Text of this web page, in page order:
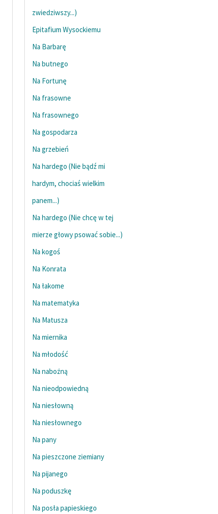
zwiedziwszy...)
Epitafium Wysockiemu
Na Barbarę
Na butnego
Na Fortunę
Na frasowne
Na frasownego
Na gospodarza
Na grzebień
Na hardego (Nie bądź mi
hardym, chociaś wielkim
panem...)
Na hardego (Nie chcę w tej
mierze głowy psować sobie...)
Na kogoś
Na Konrata
Na łakome
Na matematyka
Na Matusza
Na miernika
Na młodość
Na nabożną
Na nieodpowiedną
Na niesłowną
Na niesłownego
Na pany
Na pieszczone ziemiany
Na pijanego
Na poduszkę
Na posła papieskiego